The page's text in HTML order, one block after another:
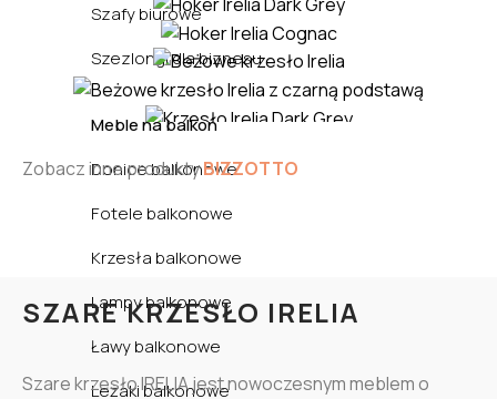
Szafy biurowe
Szezlongi dla biznesu
Meble na balkon
Donice balkonowe
Fotele balkonowe
Krzesła balkonowe
Lampy balkonowe
Ławy balkonowe
Leżaki balkonowe
Zobacz inne produktyBIZZOTTO
SZARE KRZESŁO IRELIA
Szare krzesło IRELIA jest nowoczesnym meblem o